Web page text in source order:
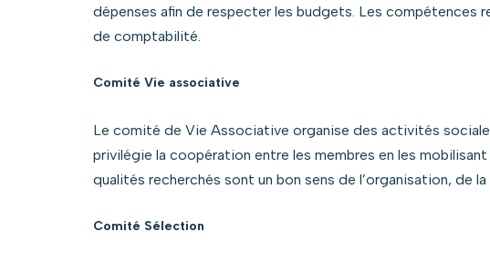
dépenses afin de respecter les budgets. Les compétences
de comptabilité.
Comité Vie associative
Le comité de Vie Associative organise des activités
privilégie la coopération entre les membres en les
qualités recherchés sont un bon sens de l’organisation, de
Comité Sélection